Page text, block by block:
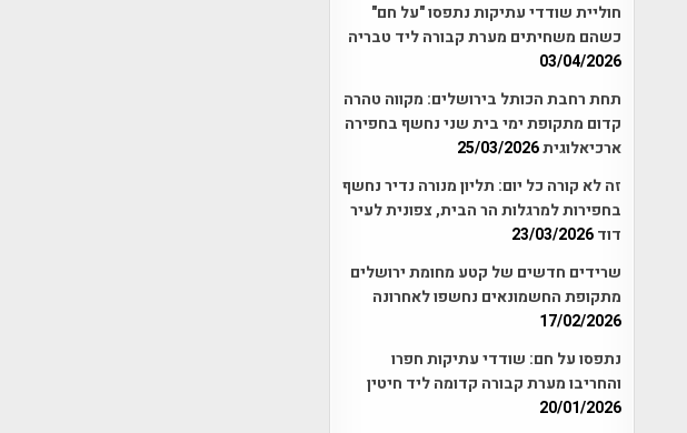
חוליית שודדי עתיקות נתפסו "על חם"
כשהם משחיתים מערת קבורה ליד טבריה
03/04/2026
תחת רחבת הכותל בירושלים: מקווה טהרה
קדום מתקופת ימי בית שני נחשף בחפירה
ארכיאלוגית25/03/2026
זה לא קורה כל יום: תליון מנורה נדיר נחשף
בחפירות למרגלות הר הבית, צפונית לעיר
דוד23/03/2026
שרידים חדשים של קטע מחומת ירושלים
מתקופת החשמונאים נחשפו לאחרונה
17/02/2026
נתפסו על חם: שודדי עתיקות חפרו
והחריבו מערת קבורה קדומה ליד חיטין
20/01/2026